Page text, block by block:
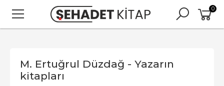
0
M. Ertuğrul Düzdağ - Yazarın
kitapları